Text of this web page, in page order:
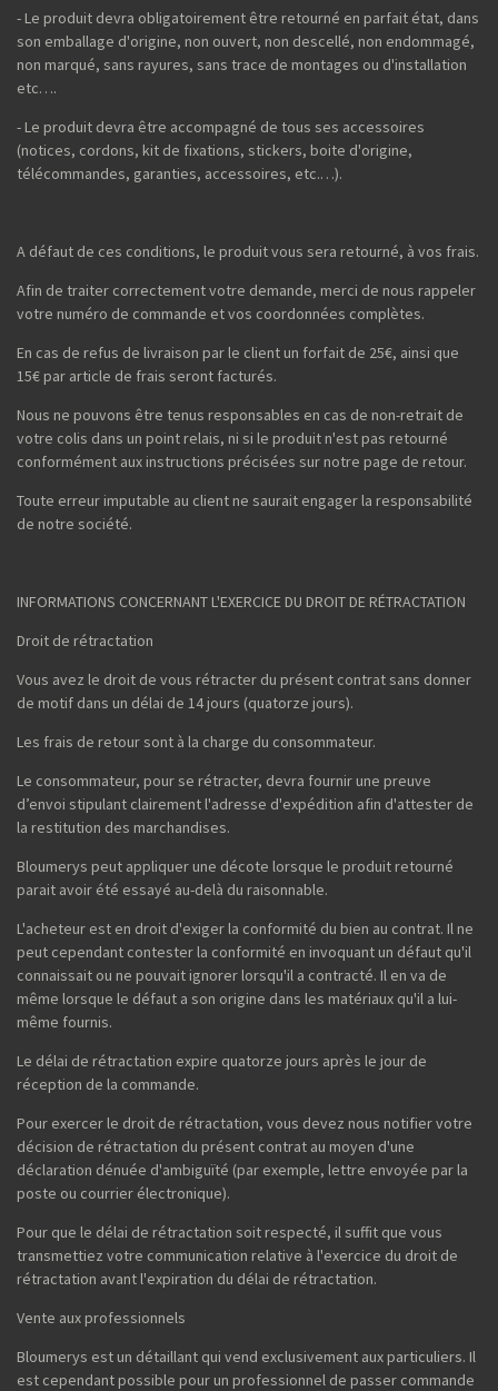
- Le produit devra obligatoirement être retourné en parfait état, dans
son emballage d'origine, non ouvert, non descellé, non endommagé,
non marqué, sans rayures, sans trace de montages ou d'installation
etc….
- Le produit devra être accompagné de tous ses accessoires
(notices, cordons, kit de fixations, stickers, boite d'origine,
télécommandes, garanties, accessoires, etc.…).
A défaut de ces conditions, le produit vous sera retourné, à vos frais.
Afin de traiter correctement votre demande, merci de nous rappeler
votre numéro de commande et vos coordonnées complètes.
En cas de refus de livraison par le client un forfait de 25€, ainsi que
15€ par article de frais seront facturés.
Nous ne pouvons être tenus responsables en cas de non-retrait de
votre colis dans un point relais, ni si le produit n'est pas retourné
conformément aux instructions précisées sur notre page de retour.
Toute erreur imputable au client ne saurait engager la responsabilité
de notre société.
INFORMATIONS CONCERNANT L'EXERCICE DU DROIT DE RÉTRACTATION
Droit de rétractation
Vous avez le droit de vous rétracter du présent contrat sans donner
de motif dans un délai de 14 jours (quatorze jours).
Les frais de retour sont à la charge du consommateur.
Le consommateur, pour se rétracter, devra fournir une preuve
d’envoi stipulant clairement l'adresse d'expédition afin d'attester de
la restitution des marchandises.
Bloumerys peut appliquer une décote lorsque le produit retourné
parait avoir été essayé au-delà du raisonnable.
L'acheteur est en droit d'exiger la conformité du bien au contrat. Il ne
peut cependant contester la conformité en invoquant un défaut qu'il
connaissait ou ne pouvait ignorer lorsqu'il a contracté. Il en va de
même lorsque le défaut a son origine dans les matériaux qu'il a lui-
même fournis.
Le délai de rétractation expire quatorze jours après le jour de
réception de la commande.
Pour exercer le droit de rétractation, vous devez nous notifier votre
décision de rétractation du présent contrat au moyen d'une
déclaration dénuée d'ambiguïté (par exemple, lettre envoyée par la
poste ou courrier électronique).
Pour que le délai de rétractation soit respecté, il suffit que vous
transmettiez votre communication relative à l'exercice du droit de
rétractation avant l'expiration du délai de rétractation.
Vente aux professionnels
Bloumerys est un détaillant qui vend exclusivement aux particuliers. Il
est cependant possible pour un professionnel de passer commande